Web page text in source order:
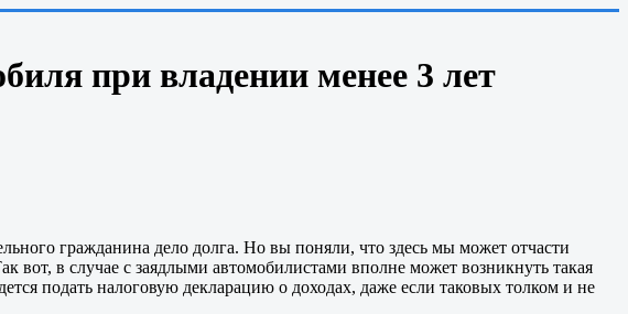
при владении менее 3 лет
гражданина дело долга. Но вы поняли, что здесь мы может отчасти
вот, в случае с заядлыми автомобилистами вполне может возникнуть такая
подать налоговую декларацию о доходах, даже если таковых толком и не